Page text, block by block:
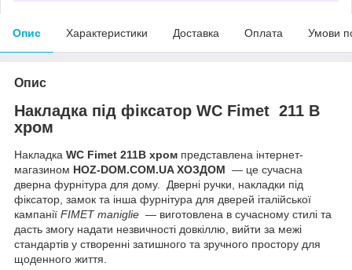
Опис Характеристики Доставка Оплата Умови
Опис
Накладка під фіксатор WC Fimet 211 В
хром
Накладка WC Fimet 211В хром представлена інтернет-
магазином HOZ-DOM.COM.UA ХОЗДОМ — це сучасна
дверна фурнітура для дому. Дверні ручки, накладки під
фіксатор, замок та інша фурнітура для дверей італійської
кампанії FIMET maniglie — виготовлена в сучасному стилі та
дасть змогу надати незвичності довкіллю, вийти за межі
стандартів у створенні затишного та зручного простору для
щоденного життя.